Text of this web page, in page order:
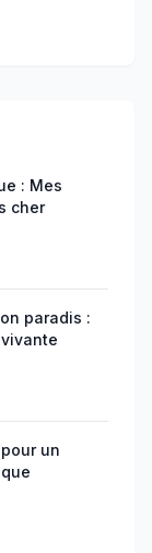
: Mes
cher
paradis :
un